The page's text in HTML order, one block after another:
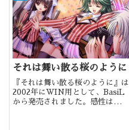
それは舞い散る桜のように
『それは舞い散る桜のように』は
2002年にWIN用として、BasiL
から発売されました。感性は人そ